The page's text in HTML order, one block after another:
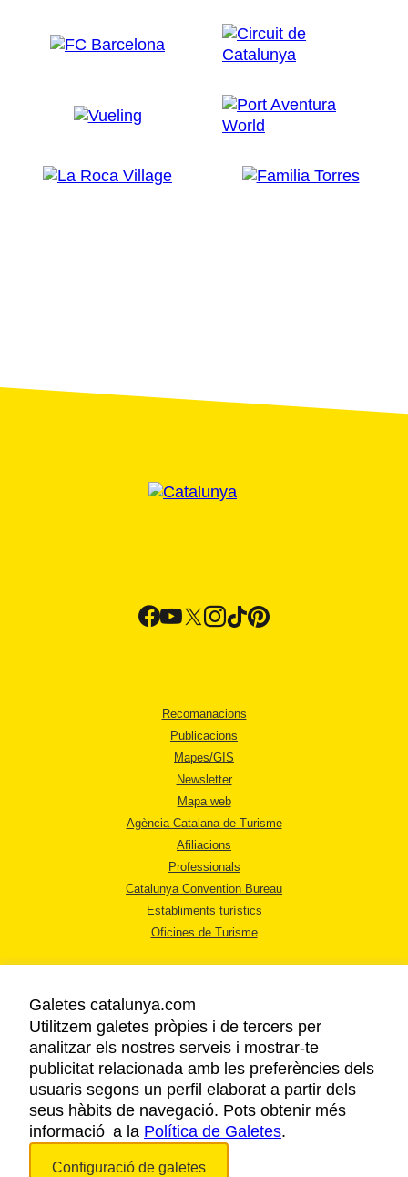
Recomanacions
Publicacions
Mapes/GIS
Newsletter
Mapa web
Agència Catalana de Turisme
Afiliacions
Professionals
Catalunya Convention Bureau
Establiments turístics
Oficines de Turisme
AVÍS LEGAL
POLÍTICA DE PRIVACITAT
COOKIES
ACCESSIBILITAT
Galetes catalunya.com
Utilitzem galetes pròpies i de tercers per
analitzar els nostres serveis i mostrar-te
publicitat relacionada amb les preferències dels
usuaris segons un perfil elaborat a partir dels
seus hàbits de navegació. Pots obtenir més
informació a la Política de Galetes.
Configuració de galetes